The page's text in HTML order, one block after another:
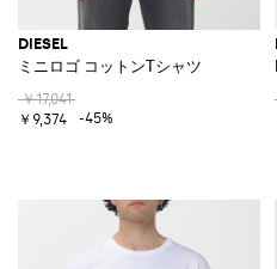
DIESEL
ミニロゴ コットンTシャツ
￥17,041
￥9,374
-45%